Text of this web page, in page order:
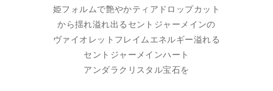
姫フォルムで艶やかティアドロップカット
から揺れ溢れ出るセントジャーメインの
ヴァイオレットフレイムエネルギー溢れる
セントジャーメインハート
アンダラクリスタル宝石を